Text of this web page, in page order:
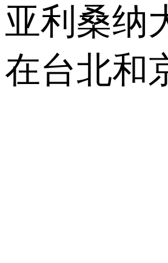
亚利桑纳
在台北和